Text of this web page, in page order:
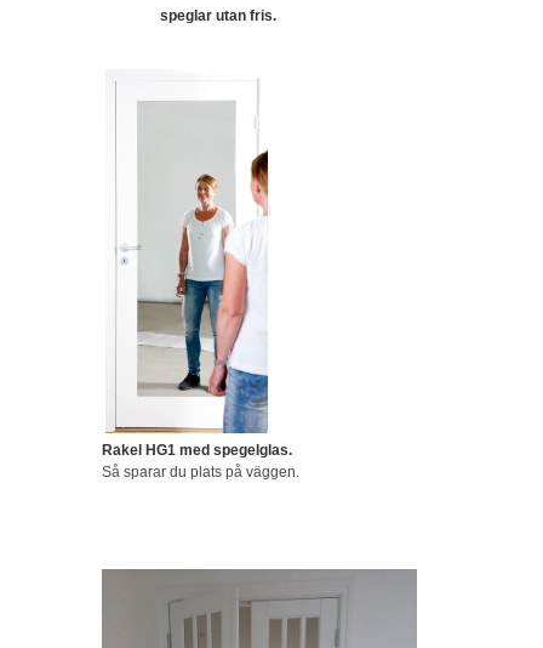
speglar utan fris.
Rakel HG1 med spegelglas.
Så sparar du plats på väggen.